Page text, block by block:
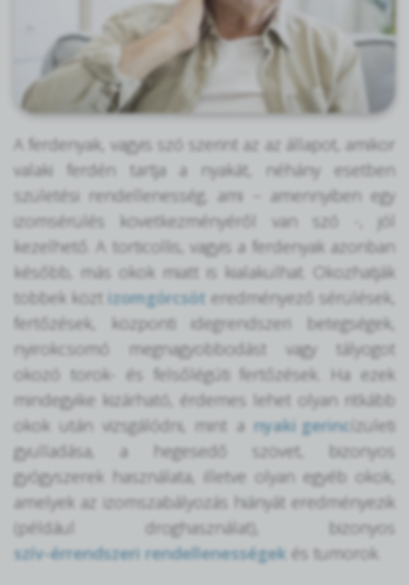
A ferdenyak, vagyis szó szerint az az állapot, amikor
valaki ferdén tartja a nyakát, néhány esetben
születési rendellenesség, ami – amennyiben egy
izomsérülés következményéről van szó -, jól
kezelhető. A torticollis, vagyis a ferdenyak azonban
később, más okok miatt is kialakulhat. Okozhatják
többek közt izomgörcsöt eredményező sérülések,
fertőzések, központi idegrendszeri betegségek,
nyirokcsomó megnagyobbodást vagy tályogot
okozó torok- és felsőlégúti fertőzések. Ha ezek
mindegyike kizárható, érdemes lehet olyan ritkább
okok után vizsgálódni, mint a nyaki gerinc ízületi
gyulladása, a hegesedő szövet, bizonyos
gyógyszerek használata, illetve olyan egyéb okok,
amelyek az izomszabályozás hiányát eredményezik
(például droghasználat), bizonyos
szív-érrendszeri rendellenességek és tumorok.